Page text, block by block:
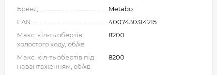
Бренд
Metabo
EAN
4007430314215
Макс. кіл-ть обертів
холостого ходу, об/хв
8200
Макс. кіл-ть обертів під
навантаженням, об/хв
8200